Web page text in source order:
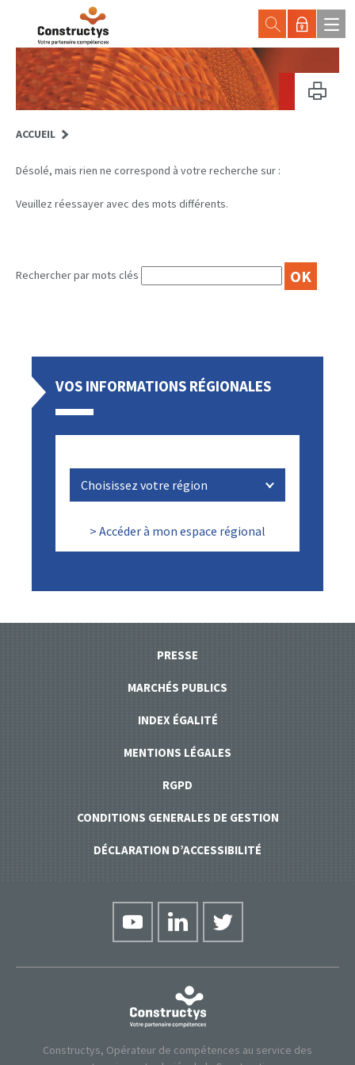
ACCUEIL
Désolé, mais rien ne correspond à votre recherche sur :
Veuillez réessayer avec des mots différents.
Rechercher par mots clés OK
VOS INFORMATIONS RÉGIONALES
> Accéder à mon espace régional
PRESSE
MARCHÉS PUBLICS
INDEX ÉGALITÉ
MENTIONS LÉGALES
RGPD
CONDITIONS GENERALES DE GESTION
DÉCLARATION D’ACCESSIBILITÉ
Constructys, Opérateur de compétences au service des